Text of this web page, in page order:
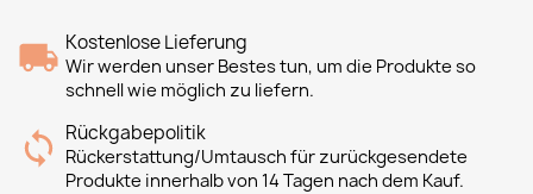
Kostenlose Lieferung
Wir werden unser Bestes tun, um die Produkte so
schnell wie möglich zu liefern.
Rückgabepolitik
Rückerstattung/Umtausch für zurückgesendete
Produkte innerhalb von 14 Tagen nach dem Kauf.